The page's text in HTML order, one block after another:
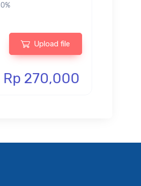
0%
Upload file
Rp 270,000